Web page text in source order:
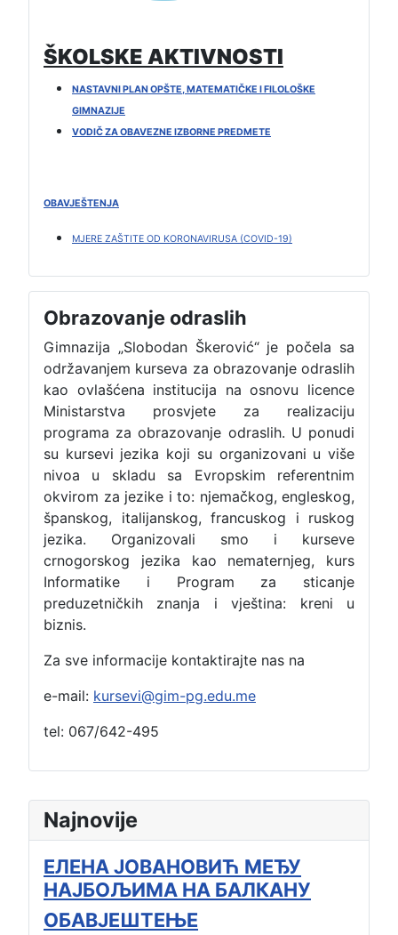
Najnovije
ЕЛЕНА ЈОВАНОВИЋ МЕЂУ
НАЈБОЉИМА НА БАЛКАНУ
ОБАВЈЕШТЕЊЕ
ŠKOLSKE AKTIVNOSTI
NASTAVNI PLAN OPŠTE, MATEMATIČKE I FILOLOŠKE
GIMNAZIJE
VODIČ ZA OBAVEZNE IZBORNE PREDMETE
OBAVJEŠTENJA
MJERE ZAŠTITE OD KORONAVIRUSA (COVID-19)
Obrazovanje odraslih
Gimnazija „Slobodan Škerović“ je počela sa
održavanjem kurseva za obrazovanje odraslih
kao ovlašćena institucija na osnovu licence
Ministarstva prosvjete za realizaciju
programa za obrazovanje odraslih. U ponudi
su kursevi jezika koji su organizovani u više
nivoa u skladu sa Evropskim referentnim
okvirom za jezike i to: njemačkog, engleskog,
španskog, italijanskog, francuskog i ruskog
jezika. Organizovali smo i kurseve
crnogorskog jezika kao nematernjeg, kurs
Informatike i Program za sticanje
preduzetničkih znanja i vještina: kreni u
biznis.
Za sve informacije kontaktirajte nas na
e-mail: kursevi@gim-pg.edu.me
tel: 067/642-495